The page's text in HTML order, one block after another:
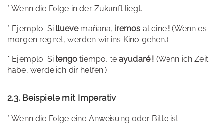
* Wenn die Folge in der Zukunft liegt.
* Ejemplo: Si lluevemañana, iremos al cine.! (Wenn es
morgen regnet, werden wir ins Kino gehen.)
* Ejemplo: Sitengo tiempo, te ayudaré.! (Wenn ich Zeit
habe, werde ich dir helfen.)
2.3. Beispiele mit Imperativ
* Wenn die Folge eine Anweisung oder Bitte ist.